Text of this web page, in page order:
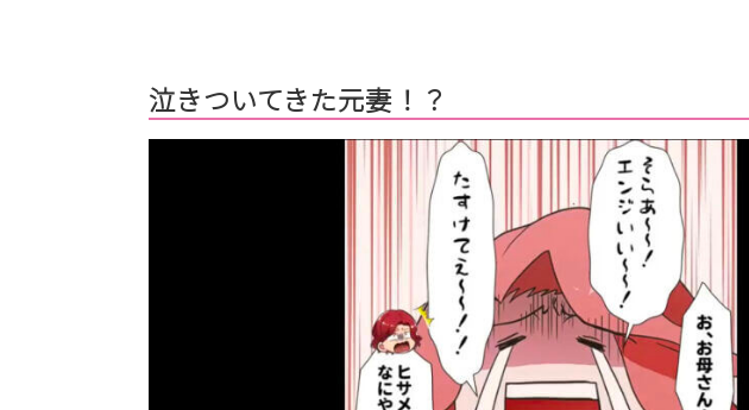
泣きついてきた元妻！？